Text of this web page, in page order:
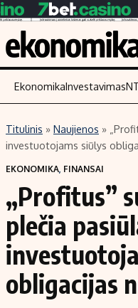
Turinys
Naujienos
Aplinka
Verslas
Energetika
Ekonomika
Politika
NT ir statybos
EkonomikaInvestavimas
Titulinis » Naujienos »
investuotojams siūlys
EKONOMIKA, FINANSAI
„Profitus”
plečia
obligacijas